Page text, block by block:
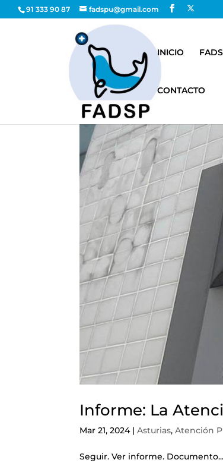
91 333 90 87 fadspu@gmail.com
INICIO
CONTACTO
Informe: La
Mar 21, 2024|Asturias,Atención
Seguir. Ver informe. Documento...